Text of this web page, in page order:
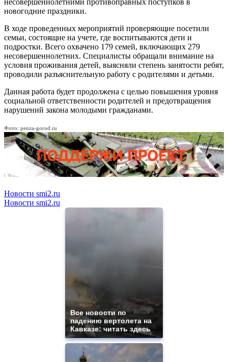
несовершеннолетними противоправных поступков в
новогодние праздники.
В ходе проведенных мероприятий проверяющие посетили
семьи, состоящие на учете, где воспитываются дети и
подростки. Всего охвачено 179 семей, включающих 279
несовершеннолетних. Специалисты обращали внимание на
условия проживания детей, выясняли степень занятости ребят,
проводили разъяснительную работу с родителями и детьми.
Данная работа будет продолжена с целью повышения уровня
социальной ответственности родителей и предотвращения
нарушений закона молодыми гражданами.
Фото: penza-gorod.ru
Новости smi2.ru
Новости smi2.ru
Все новости по
падению вертолета на
Кавказе: читать здесь